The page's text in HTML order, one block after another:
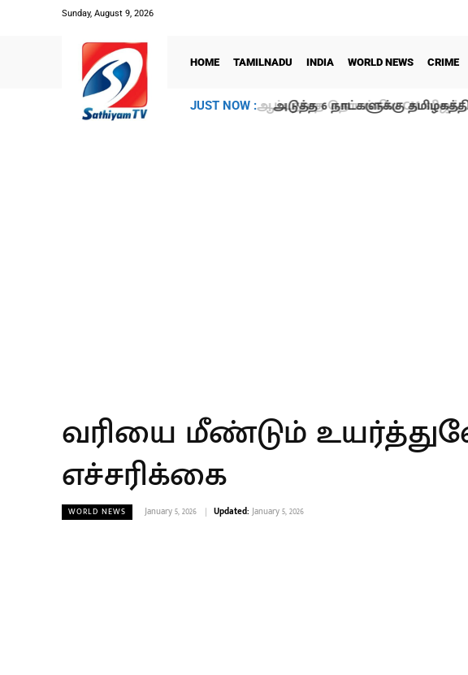
Sunday, August 9, 2026
HOME TAMILNADU INDIA WORLD NEWS CRIME
JUST NOW : அடுத்த 6 நாட்களுக்கு
வரியை மீண்டும்
எச்சரிக்கை
WORLD NEWS January 5, 2026 Updated: January 5, 2026